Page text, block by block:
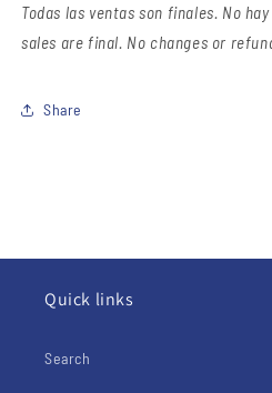
Todas las ventas son finales. No
sales are final. No changes or
Share
Quick links
Search